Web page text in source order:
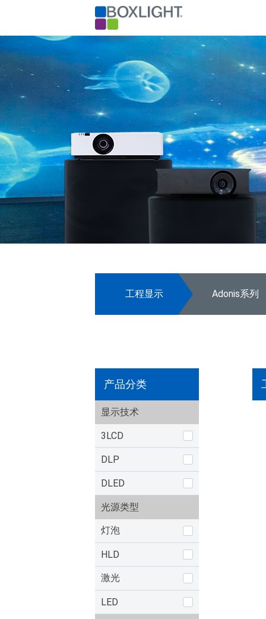
工程显示 Adonis系列
产品分类
显示技术
3LCD
DLP
DLED
光源类型
灯泡
HLD
激光
LED